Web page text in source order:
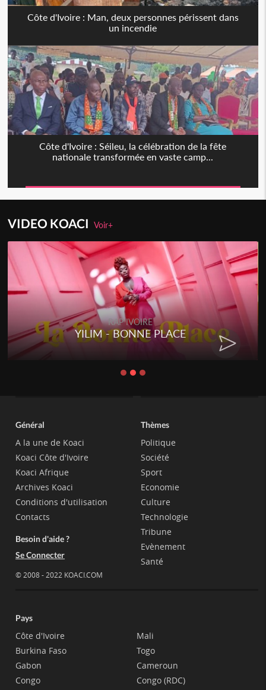
Côte d'Ivoire : Man, deux personnes périssent dans
un incendie
Côte d'Ivoire : Séileu, la célébration de la fête
nationale transformée en vaste camp...
VIDEO KOACIVoir+
RAP IVOIRE
YILIM - BONNE PLACE
Général
A la une de Koaci
Koaci Côte d'Ivoire
Koaci Afrique
Archives Koaci
Conditions d'utilisation
Contacts
Besoin d'aide ?
Se Connecter
© 2008 - 2022 KOACI.COM
Thèmes
Politique
Société
Sport
Economie
Culture
Technologie
Tribune
Evènement
Santé
Pays
Côte d'Ivoire
Burkina Faso
Gabon
Congo
Mali
Togo
Cameroun
Congo (RDC)